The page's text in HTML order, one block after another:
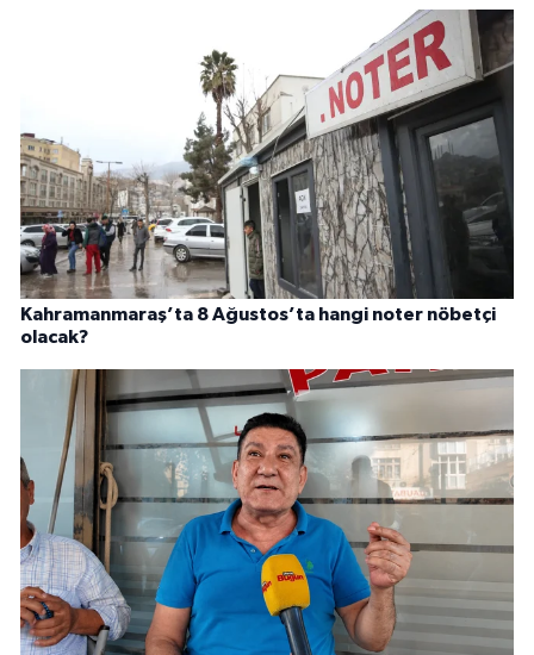
Kahramanmaraş’ta 8 Ağustos’ta hangi noter nöbetçi
olacak?